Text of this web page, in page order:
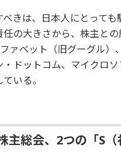
べきは、日本人にとって
の大きさから、株主と
ァベット（旧グーグル
・ドットコム、マイクロ
いる。
主総会、2つの「S